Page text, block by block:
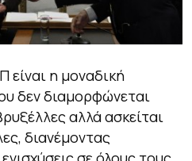
είναι η μοναδική
δεν διαμορφώνεται
αλλά ασκείται
διανέμοντας